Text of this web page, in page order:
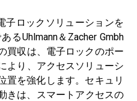
子ロックソリューションを
るUhlmann＆Zacher Gmbh
買収は、電子ロックのポー
より、アクセスソリューシ
置を強化します。 セキュリ
きは、スマートアクセスの